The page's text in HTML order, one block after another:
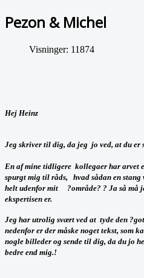
Pezon & Michel
Visninger: 11874
Hej Heinz
Jeg skriver til dig, da jeg jo ved, at du er
En af mine tidligere kollegaer har arvet
spurgt mig til råds, hvad sådan en
helt udenfor mit ?område? ? Ja så må
ekspertisen er.
Jeg har utrolig svært ved at tyde den
nedenfor er der måske noget tekst, som
nogle billeder og sende til dig, da du jo
bedre end mig.!